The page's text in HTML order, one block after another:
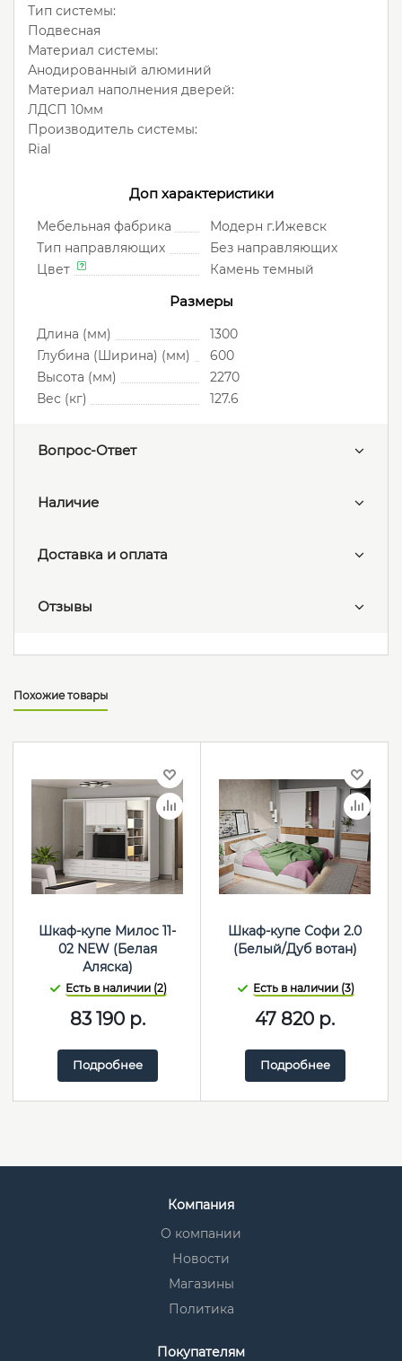
Тип системы:
Подвесная
Материал системы:
Анодированный алюминий
Материал наполнения дверей:
ЛДСП 10мм
Производитель системы:
Rial
Доп характеристики
Мебельная фабрика
Модерн г.Ижевск
Тип направляющих
Без направляющих
Цвет
Камень темный
Размеры
Длина (мм)
1300
Глубина (Ширина) (мм)
600
Высота (мм)
2270
Вес (кг)
127.6
Вопрос-Ответ
Наличие
Доставка и оплата
Отзывы
Похожие товары
Шкаф-купе Милос 11-
02 NEW (Белая
Аляска)
Есть в наличии (2)
83 190р.
Подробнее
Шкаф-купе Софи 2.0
(Белый/Дуб вотан)
Есть в наличии (3)
47 820 р.
Подробнее
Компания
О компании
Новости
Магазины
Политика
Покупателям